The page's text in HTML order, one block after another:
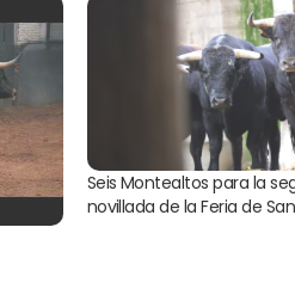
Seis Montealtos para la
novillada de la Feria de